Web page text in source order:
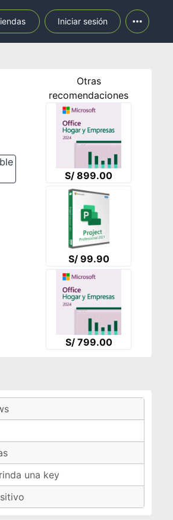
Iniciar sesión
Otras
recomendaciones
S/ 899.00
S/ 99.90
S/ 799.00
una key